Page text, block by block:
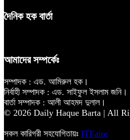
দৈনিক হক বার্তা
আমাদের সম্পর্কেঃ
সম্পাদক : এড. আমিরুল হক।
নির্বাহী সম্পাদক : এড. সাইফুল ইসলাম জনি।
বার্তা সম্পাদক : আলী আহমদ দুলাল।
© 2026 Daily Haque Barta | All
সকল কারিগরী সহযোগিতায়ঃ ITFaire